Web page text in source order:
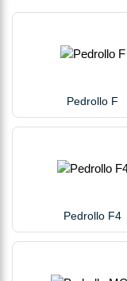
Pedrollo F
Pedrollo F4